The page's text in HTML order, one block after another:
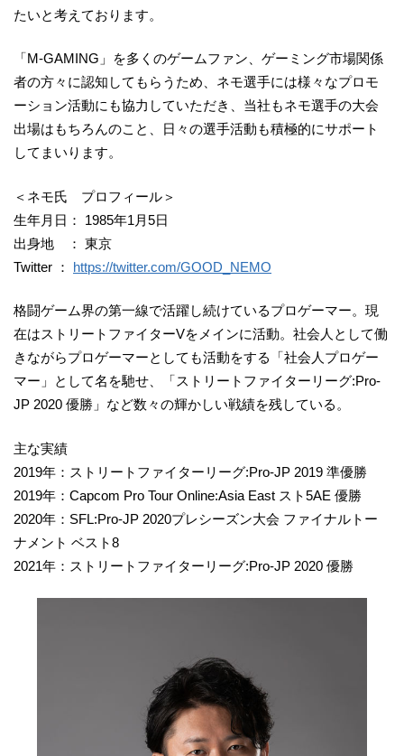
たいと考えております。
「M-GAMING」を多くのゲームファン、ゲーミング市場関係
者の方々に認知してもらうため、ネモ選手には様々なプロモ
ーション活動にも協力していただき、当社もネモ選手の大会
出場はもちろんのこと、日々の選手活動も積極的にサポート
してまいります。
＜ネモ氏 プロフィール＞
生年月日： 1985年1月5日
出身地 ： 東京
Twitter ： https://twitter.com/GOOD_NEMO
格闘ゲーム界の第一線で活躍し続けているプロゲーマー。現
在はストリートファイターVをメインに活動。社会人として働
きながらプロゲーマーとしても活動をする「社会人プロゲー
マー」として名を馳せ、「ストリートファイターリーグ:Pro-
JP 2020 優勝」など数々の輝かしい戦績を残している。
主な実績
2019年：ストリートファイターリーグ:Pro-JP 2019 準優勝
2019年：Capcom Pro Tour Online:Asia East スト5AE 優勝
2020年：SFL:Pro-JP 2020プレシーズン大会 ファイナルトー
ナメント ベスト8
2021年：ストリートファイターリーグ:Pro-JP 2020 優勝